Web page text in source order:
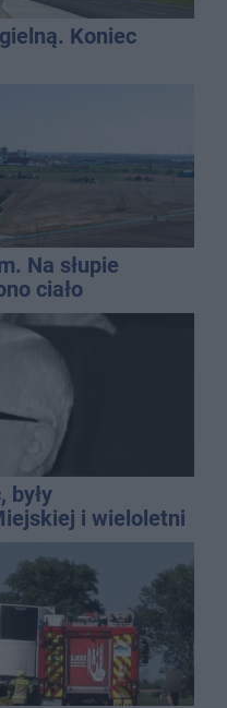
Koniec
Na słupie
ciało
były
i wieloletni